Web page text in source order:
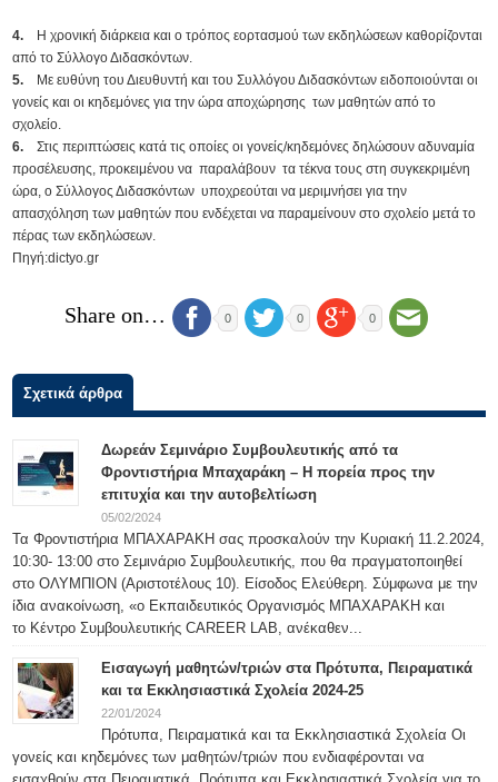
4.
Η χρονική διάρκεια και ο τρόπος εορτασμού των εκδηλώσεων καθορίζονται
από το Σύλλογο Διδασκόντων.
5.
Με ευθύνη του Διευθυντή και του Συλλόγου Διδασκόντων ειδοποιούνται οι
γονείς και οι κηδεμόνες για την ώρα αποχώρησης των μαθητών από το
σχολείο.
6.
Στις περιπτώσεις κατά τις οποίες οι γονείς/κηδεμόνες δηλώσουν αδυναμία
προσέλευσης, προκειμένου να παραλάβουν τα τέκνα τους στη συγκεκριμένη
ώρα, ο Σύλλογος Διδασκόντων υποχρεούται να μεριμνήσει για την
απασχόληση των μαθητών που ενδέχεται να παραμείνουν στο σχολείο μετά το
πέρας των εκδηλώσεων.
Πηγή:dictyo.gr
Share on… 0 0 0
Σχετικά άρθρα
Δωρεάν Σεμινάριο Συμβουλευτικής από τα
Φροντιστήρια Μπαχαράκη – Η πορεία προς την
επιτυχία και την αυτοβελτίωση
05/02/2024
Τα Φροντιστήρια ΜΠΑΧΑΡΑΚΗ σας προσκαλούν την Κυριακή 11.2.2024,
10:30- 13:00 στο Σεμινάριο Συμβουλευτικής, που θα πραγματοποιηθεί
στο ΟΛΥΜΠΙΟΝ (Αριστοτέλους 10). Είσοδος Ελεύθερη. Σύμφωνα με την
ίδια ανακοίνωση, «ο Εκπαιδευτικός Οργανισμός ΜΠΑΧΑΡΑΚΗ και
το Κέντρο Συμβουλευτικής CAREER LAB, ανέκαθεν...
Εισαγωγή μαθητών/τριών στα Πρότυπα, Πειραματικά
και τα Εκκλησιαστικά Σχολεία 2024-25
22/01/2024
Πρότυπα, Πειραματικά και τα Εκκλησιαστικά Σχολεία Οι
γονείς και κηδεμόνες των μαθητών/τριών που ενδιαφέρονται να